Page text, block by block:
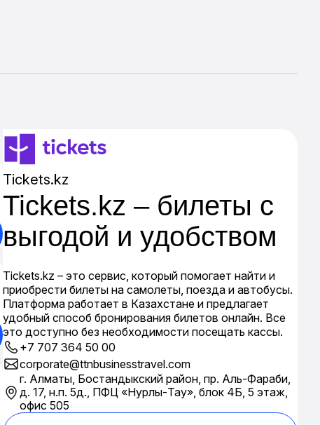
Tickets.kz
Tickets.kz – билеты с
выгодой и удобством
Tickets.kz – это сервис, который помогает найти и
приобрести билеты на самолеты, поезда и автобусы.
Платформа работает в Казахстане и предлагает
удобный способ бронирования билетов онлайн. Все
это доступно без необходимости посещать кассы.
+7 707 364 50 00
corporate@ttnbusinesstravel.com
г. Алматы, Бостандыкский район, пр. Аль-Фараби,
д. 17, н.п. 5д., ПФЦ «Нурлы-Тау», блок 4Б, 5 этаж,
офис 505